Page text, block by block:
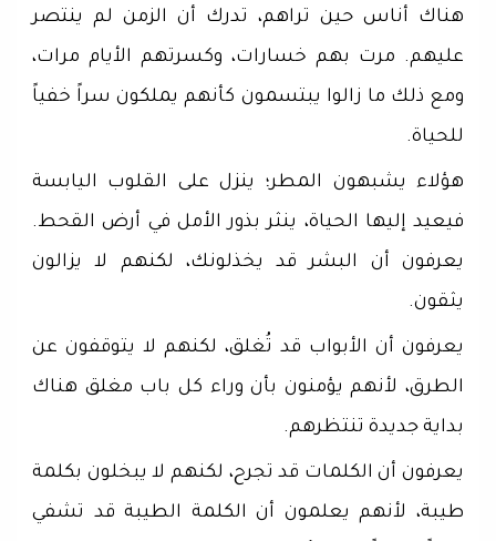
هناك أناس حين تراهم، تدرك أن الزمن لم ينتصر
عليهم. مرت بهم خسارات، وكسرتهم الأيام مرات،
ومع ذلك ما زالوا يبتسمون كأنهم يملكون سراً خفياً
للحياة.
هؤلاء يشبهون المطر؛ ينزل على القلوب اليابسة
فيعيد إليها الحياة، ينثر بذور الأمل في أرض القحط.
يعرفون أن البشر قد يخذلونك، لكنهم لا يزالون
يثقون.
يعرفون أن الأبواب قد تُغلق، لكنهم لا يتوقفون عن
الطرق، لأنهم يؤمنون بأن وراء كل باب مغلق هناك
بداية جديدة تنتظرهم.
يعرفون أن الكلمات قد تجرح، لكنهم لا يبخلون بكلمة
طيبة، لأنهم يعلمون أن الكلمة الطيبة قد تشفي